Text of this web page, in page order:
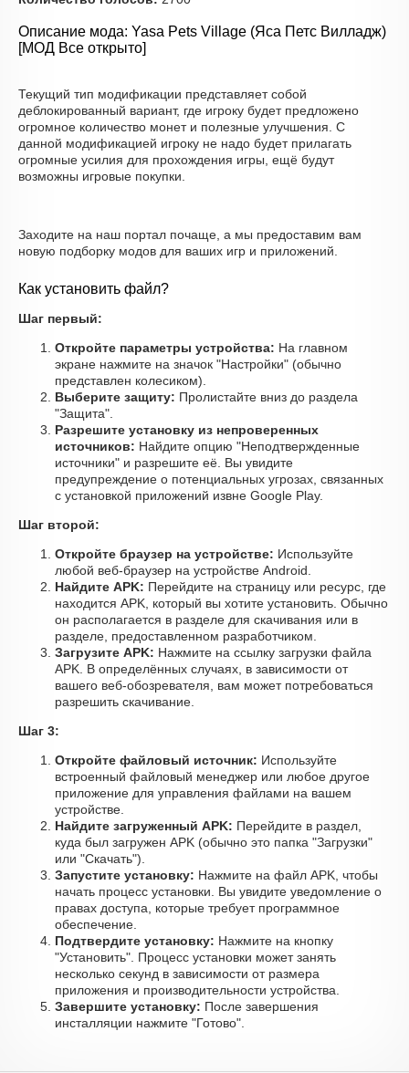
Описание мода: Yasa Pets Village (Яса Петс Вилладж)
[МОД Все открыто]
Текущий тип модификации представляет собой
деблокированный вариант, где игроку будет предложено
огромное количество монет и полезные улучшения. С
данной модификацией игроку не надо будет прилагать
огромные усилия для прохождения игры, ещё будут
возможны игровые покупки.
Заходите на наш портал почаще, а мы предоставим вам
новую подборку модов для ваших игр и приложений.
Как установить файл?
Шаг первый:
Откройте параметры устройства: На главном
экране нажмите на значок "Настройки" (обычно
представлен колесиком).
Выберите защиту: Пролистайте вниз до раздела
"Защита".
Разрешите установку из непроверенных
источников: Найдите опцию "Неподтвержденные
источники" и разрешите её. Вы увидите
предупреждение о потенциальных угрозах, связанных
с установкой приложений извне Google Play.
Шаг второй:
Откройте браузер на устройстве: Используйте
любой веб-браузер на устройстве Android.
Найдите APK: Перейдите на страницу или ресурс, где
находится APK, который вы хотите установить. Обычно
он располагается в разделе для скачивания или в
разделе, предоставленном разработчиком.
Загрузите APK: Нажмите на ссылку загрузки файла
APK. В определённых случаях, в зависимости от
вашего веб-обозревателя, вам может потребоваться
разрешить скачивание.
Шаг 3:
Откройте файловый источник: Используйте
встроенный файловый менеджер или любое другое
приложение для управления файлами на вашем
устройстве.
Найдите загруженный APK: Перейдите в раздел,
куда был загружен APK (обычно это папка "Загрузки"
или "Скачать").
Запустите установку: Нажмите на файл APK, чтобы
начать процесс установки. Вы увидите уведомление о
правах доступа, которые требует программное
обеспечение.
Подтвердите установку: Нажмите на кнопку
"Установить". Процесс установки может занять
несколько секунд в зависимости от размера
приложения и производительности устройства.
Завершите установку: После завершения
инсталляции нажмите "Готово".